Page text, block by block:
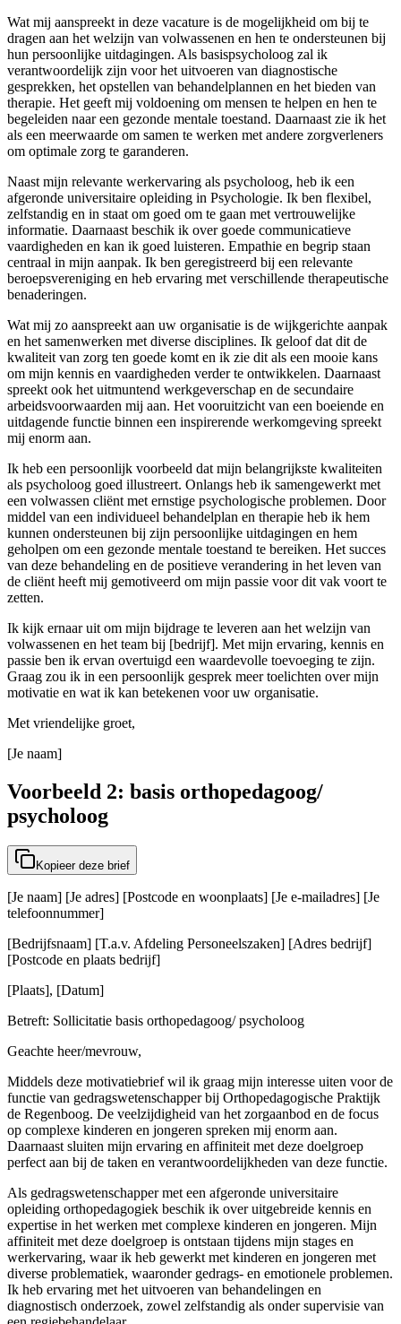
Wat mij aanspreekt in deze vacature is de mogelijkheid om bij te
dragen aan het welzijn van volwassenen en hen te ondersteunen bij
hun persoonlijke uitdagingen. Als basispsycholoog zal ik
verantwoordelijk zijn voor het uitvoeren van diagnostische
gesprekken, het opstellen van behandelplannen en het bieden van
therapie. Het geeft mij voldoening om mensen te helpen en hen te
begeleiden naar een gezonde mentale toestand. Daarnaast zie ik het
als een meerwaarde om samen te werken met andere zorgverleners
om optimale zorg te garanderen.
Naast mijn relevante werkervaring als psycholoog, heb ik een
afgeronde universitaire opleiding in Psychologie. Ik ben flexibel,
zelfstandig en in staat om goed om te gaan met vertrouwelijke
informatie. Daarnaast beschik ik over goede communicatieve
vaardigheden en kan ik goed luisteren. Empathie en begrip staan
centraal in mijn aanpak. Ik ben geregistreerd bij een relevante
beroepsvereniging en heb ervaring met verschillende therapeutische
benaderingen.
Wat mij zo aanspreekt aan uw organisatie is de wijkgerichte aanpak
en het samenwerken met diverse disciplines. Ik geloof dat dit de
kwaliteit van zorg ten goede komt en ik zie dit als een mooie kans
om mijn kennis en vaardigheden verder te ontwikkelen. Daarnaast
spreekt ook het uitmuntend werkgeverschap en de secundaire
arbeidsvoorwaarden mij aan. Het vooruitzicht van een boeiende en
uitdagende functie binnen een inspirerende werkomgeving spreekt
mij enorm aan.
Ik heb een persoonlijk voorbeeld dat mijn belangrijkste kwaliteiten
als psycholoog goed illustreert. Onlangs heb ik samengewerkt met
een volwassen cliënt met ernstige psychologische problemen. Door
middel van een individueel behandelplan en therapie heb ik hem
kunnen ondersteunen bij zijn persoonlijke uitdagingen en hem
geholpen om een gezonde mentale toestand te bereiken. Het succes
van deze behandeling en de positieve verandering in het leven van
de cliënt heeft mij gemotiveerd om mijn passie voor dit vak voort te
zetten.
Ik kijk ernaar uit om mijn bijdrage te leveren aan het welzijn van
volwassenen en het team bij [bedrijf]. Met mijn ervaring, kennis en
passie ben ik ervan overtuigd een waardevolle toevoeging te zijn.
Graag zou ik in een persoonlijk gesprek meer toelichten over mijn
motivatie en wat ik kan betekenen voor uw organisatie.
Met vriendelijke groet,
[Je naam]
Voorbeeld 2: basis orthopedagoog/
psycholoog
Kopieer deze brief
[Je naam] [Je adres] [Postcode en woonplaats] [Je e-mailadres] [Je
telefoonnummer]
[Bedrijfsnaam] [T.a.v. Afdeling Personeelszaken] [Adres bedrijf]
[Postcode en plaats bedrijf]
[Plaats], [Datum]
Betreft: Sollicitatie basis orthopedagoog/ psycholoog
Geachte heer/mevrouw,
Middels deze motivatiebrief wil ik graag mijn interesse uiten voor de
functie van gedragswetenschapper bij Orthopedagogische Praktijk
de Regenboog. De veelzijdigheid van het zorgaanbod en de focus
op complexe kinderen en jongeren spreken mij enorm aan.
Daarnaast sluiten mijn ervaring en affiniteit met deze doelgroep
perfect aan bij de taken en verantwoordelijkheden van deze functie.
Als gedragswetenschapper met een afgeronde universitaire
opleiding orthopedagogiek beschik ik over uitgebreide kennis en
expertise in het werken met complexe kinderen en jongeren. Mijn
affiniteit met deze doelgroep is ontstaan tijdens mijn stages en
werkervaring, waar ik heb gewerkt met kinderen en jongeren met
diverse problematiek, waaronder gedrags- en emotionele problemen.
Ik heb ervaring met het uitvoeren van behandelingen en
diagnostisch onderzoek, zowel zelfstandig als onder supervisie van